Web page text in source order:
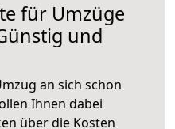
für Umzüge
und
an sich schon
Ihnen dabei
über die Kosten